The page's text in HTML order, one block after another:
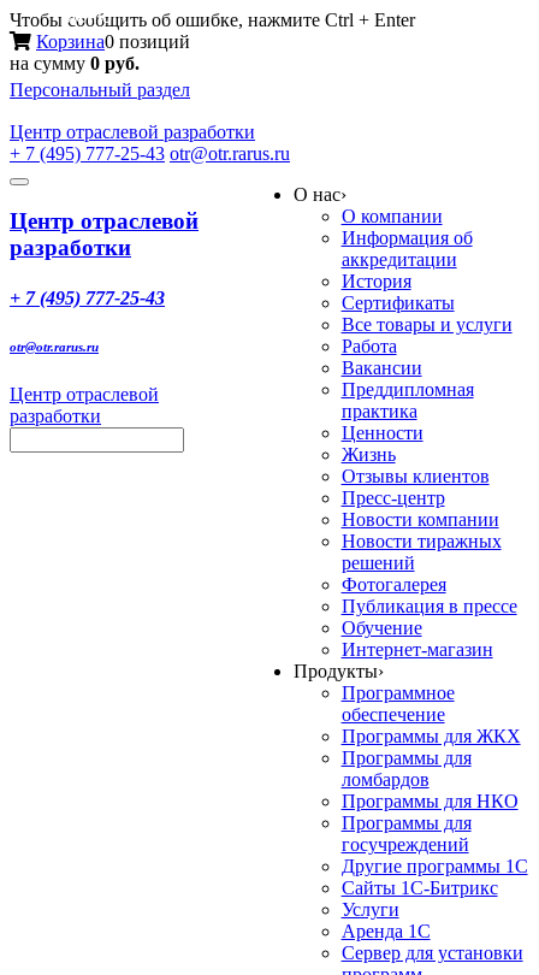
Чтобы сообщить об ошибке, нажмите Ctrl + Enter
Корзина0 позиций
на сумму 0 руб.
Персональный раздел
Центр отраслевой разработки
+ 7 (495) 777-25-43 otr@otr.rarus.ru
Toggle
Меню
Центр отраслевой
разработки
+ 7 (495) 777-25-43
otr@otr.rarus.ru
Центр отраслевой
разработки
О нас›
О компании
Информация об
аккредитации
История
Сертификаты
Все товары и услуги
Работа
Вакансии
Преддипломная
практика
Ценности
Жизнь
Отзывы клиентов
Пресс-центр
Новости компании
Новости тиражных
решений
Фотогалерея
Публикация в прессе
Обучение
Интернет-магазин
Продукты›
Программное
обеспечение
Программы для ЖКХ
Программы для
ломбардов
Программы для НКО
Программы для
госучреждений
Другие программы 1С
Сайты 1С-Битрикс
Услуги
Аренда 1С
Сервер для установки